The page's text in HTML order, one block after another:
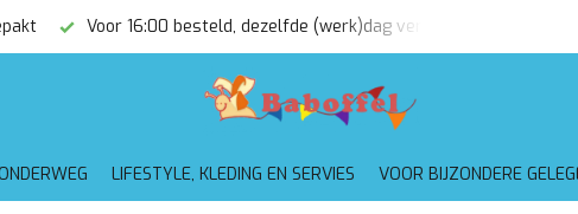
(werk)dag verzonden Gratis verzending vanaf €75,-
LIFESTYLE, KLEDING EN SERVIES VOOR BIJZONDERE